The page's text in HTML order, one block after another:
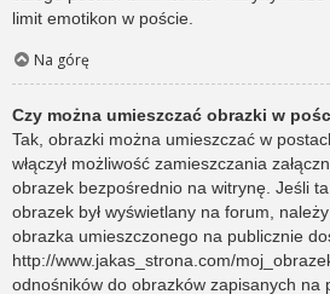
limit emotikon w poście.
Na górę
Czy można umieszczać obrazki w
Tak, obrazki można umieszczać w
włączył możliwość zamieszczania
obrazek bezpośrednio na witrynę. Jeśli
obrazek był wyświetlany na forum,
obrazka umieszczonego na publicznie
http://www.jakas_strona.com/
odnośników do obrazków zapisanych na